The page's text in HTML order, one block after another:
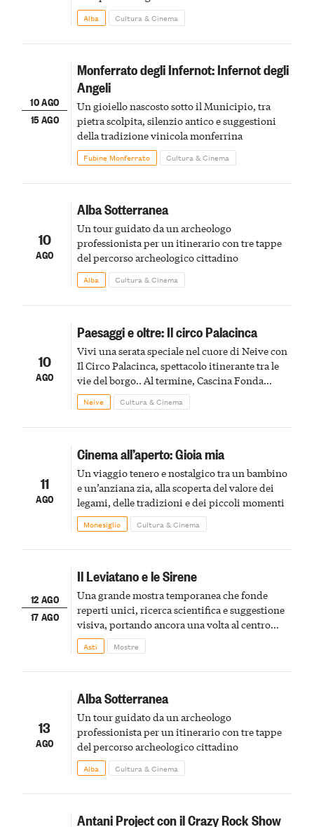
Alba Cultura & Cinema
10 AGO
15 AGO
Monferrato degli Infernot: Infernot degli
Angeli
Un gioiello nascosto sotto il Municipio, tra
pietra scolpita, silenzio antico e suggestioni
della tradizione vinicola monferrina
Fubine Monferrato Cultura & Cinema
10
AGO
Alba Sotterranea
Un tour guidato da un archeologo
professionista per un itinerario con tre tappe
del percorso archeologico cittadino
Alba Cultura & Cinema
10
AGO
Paesaggi e oltre: Il circo Palacinca
Vivi una serata speciale nel cuore di Neive con
Il Circo Palacinca, spettacolo itinerante tra le
vie del borgo.. Al termine, Cascina Fonda
Winery offrirà una degustazione di due
spumanti.
Neive Cultura & Cinema
11
AGO
Cinema all’aperto: Gioia mia
Un viaggio tenero e nostalgico tra un bambino
e un’anziana zia, alla scoperta del valore dei
legami, delle tradizioni e dei piccoli momenti
Monesiglio Cultura & Cinema
12 AGO
17 AGO
Il Leviatano e le Sirene
Una grande mostra temporanea che fonde
reperti unici, ricerca scientifica e suggestione
visiva, portando ancora una volta al centro
della scena le meraviglie del passato astigiano
Asti Mostre
13
AGO
Alba Sotterranea
Un tour guidato da un archeologo
professionista per un itinerario con tre tappe
del percorso archeologico cittadino
Alba Cultura & Cinema
Antani Project con il Crazy Rock Show